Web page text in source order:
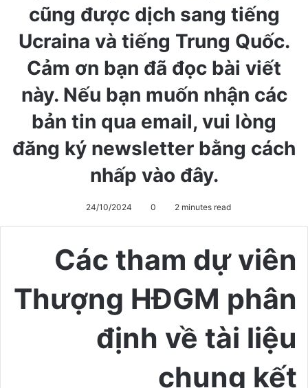
cũng được dịch sang tiếng
Ucraina và tiếng Trung Quốc.
Cảm ơn bạn đã đọc bài viết
này. Nếu bạn muốn nhận các
bản tin qua email, vui lòng
đăng ký newsletter bằng cách
nhấp vào đây.
24/10/2024 0 2 minutes read
Các tham dự viên
Thượng HĐGM phân
định về tài liệu
chung kết